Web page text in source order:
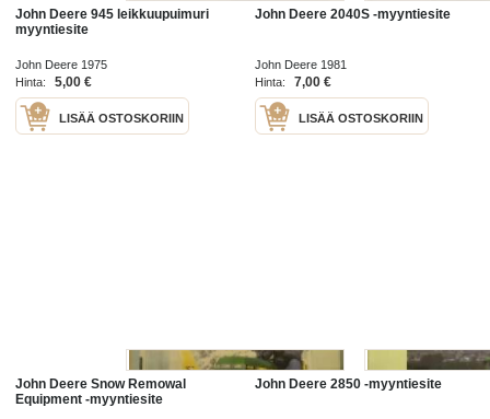
John Deere 945 leikkuupuimuri
myyntiesite
John Deere 1975
Hinta:
5,00 €
LISÄÄ OSTOSKORIIN
John Deere 2040S -myyntiesite
John Deere 1981
Hinta:
7,00 €
LISÄÄ OSTOSKORIIN
John Deere Snow Remowal
Equipment -myyntiesite
John Deere 2850 -myyntiesite